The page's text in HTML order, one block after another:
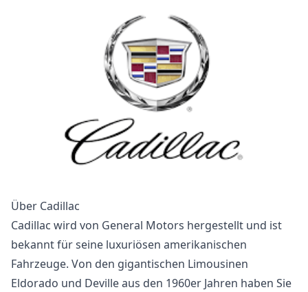
Über Cadillac
Cadillac wird von General Motors hergestellt und ist
bekannt für seine luxuriösen amerikanischen
Fahrzeuge. Von den gigantischen Limousinen
Eldorado und Deville aus den 1960er Jahren haben Sie